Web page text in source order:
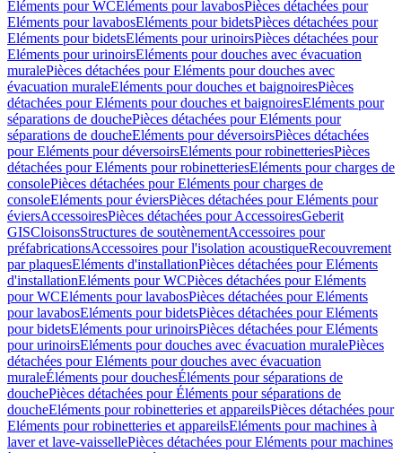
Eléments pour WCEléments pour lavabosPièces détachées pour
Eléments pour lavabosEléments pour bidetsPièces détachées pour
Eléments pour bidetsEléments pour urinoirsPièces détachées pour
Eléments pour urinoirsEléments pour douches avec évacuation
muralePièces détachées pour Eléments pour douches avec
évacuation muraleEléments pour douches et baignoiresPièces
détachées pour Eléments pour douches et baignoiresEléments pour
séparations de douchePièces détachées pour Eléments pour
séparations de doucheEléments pour déversoirsPièces détachées
pour Eléments pour déversoirsEléments pour robinetteriesPièces
détachées pour Eléments pour robinetteriesEléments pour charges de
consolePièces détachées pour Eléments pour charges de
consoleEléments pour éviersPièces détachées pour Eléments pour
éviersAccessoiresPièces détachées pour AccessoiresGeberit
GISCloisonsStructures de soutènementAccessoires pour
préfabricationsAccessoires pour l'isolation acoustiqueRecouvrement
par plaquesEléments d'installationPièces détachées pour Eléments
d'installationEléments pour WCPièces détachées pour Eléments
pour WCEléments pour lavabosPièces détachées pour Eléments
pour lavabosEléments pour bidetsPièces détachées pour Eléments
pour bidetsEléments pour urinoirsPièces détachées pour Eléments
pour urinoirsEléments pour douches avec évacuation muralePièces
détachées pour Eléments pour douches avec évacuation
muraleÉléments pour douchesÉléments pour séparations de
douchePièces détachées pour Éléments pour séparations de
doucheEléments pour robinetteries et appareilsPièces détachées pour
Eléments pour robinetteries et appareilsEléments pour machines à
laver et lave-vaissellePièces détachées pour Eléments pour machines